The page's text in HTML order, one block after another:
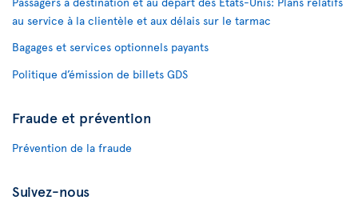
au service à la clientèle et aux délais sur le tarmac
Bagages et services optionnels payants
Politique d’émission de billets GDS
Fraude et prévention
Prévention de la fraude
Suivez-nous